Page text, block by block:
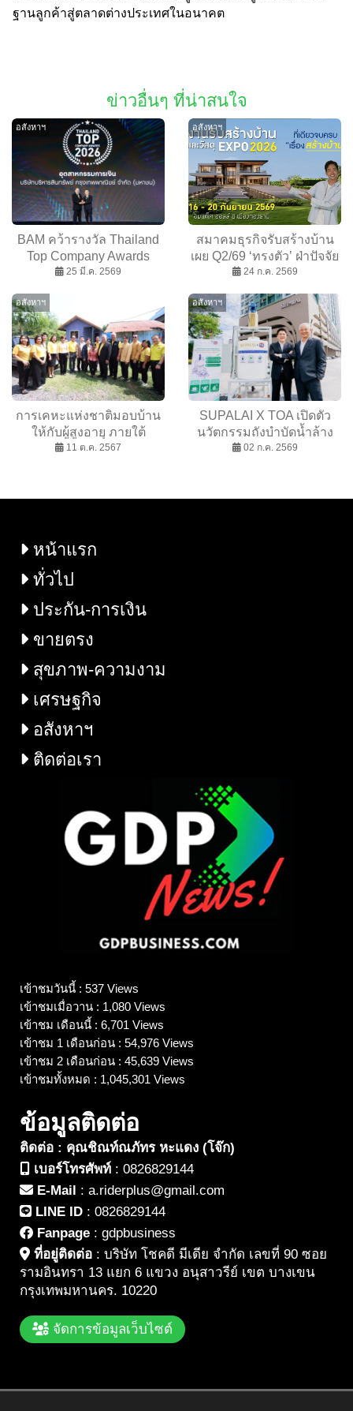
ฐานลูกค้าสู่ตลาดต่างประเทศในอนาคต
ข่าวอื่นๆ ที่น่าสนใจ
อสังหาฯ
BAM คว้ารางวัล Thailand
Top Company Awards
2026 ประเภทรางวัลชนะ
ตอกย้ำผู้นำธุรกิจบริหาร
สินทรัพย์ของประเทศ
25 มี.ค. 2569
อสังหาฯ
สมาคมธุรกิจรับสร้างบ้าน
เผย Q2/69 ‘ทรงตัว’ ฝ่าปัจจัย
ลบรอบด้าน เดินหน้า
ความเชื่อมั่น ลุยอีเวนต์ใหญ่
ปลุกตลาดครึ่งปีหลัง
24 ก.ค. 2569
อสังหาฯ
การเคหะแห่งชาติมอบบ้าน
ให้กับผู้สูงอายุ ภายใต้
“โครงการบ้านสบายเพื่อยาย
11 ต.ค. 2567
อสังหาฯ
SUPALAI X TOA เปิดตัว
นวัตกรรมถังบำบัดน้ำล้าง
สีEco-Paint Purifier ราย
Sustainable Real Estate
02 ก.ค. 2569
หน้าแรก
ทั่วไป
ประกัน-การเงิน
ขายตรง
สุขภาพ-ความงาม
เศรษฐกิจ
อสังหาฯ
ติดต่อเรา
เข้าชมวันนี้ : 537 Views
เข้าชมเมื่อวาน : 1,080 Views
เข้าชม เดือนนี้ : 6,701 Views
เข้าชม 1 เดือนก่อน : 54,976 Views
เข้าชม 2 เดือนก่อน : 45,639 Views
เข้าชมทั้งหมด : 1,045,301 Views
ข้อมูลติดต่อ
ติดต่อ : คุณชิณท์ณภัทร หะแดง (โจ๊ก)
เบอร์โทรศัพท์ : 0826829144
E-Mail : a.riderplus@gmail.com
LINE ID : 0826829144
Fanpage : gdpbusiness
ที่อยู่ติดต่อ : บริษัท โชคดี มีเดีย จำกัด เลขที่ 90 ซอย
รามอินทรา 13 แยก 6 แขวง อนุสาวรีย์ เขต บางเขน
กรุงเทพมหานคร. 10220
จัดการข้อมูลเว็บไซต์